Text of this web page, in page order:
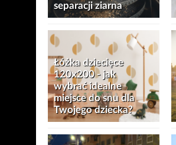
separacji ziarna
Łóżka dziecięce
120x200 - jak
wybrać idealne
miejsce do snu dla
Twojego dziecka?